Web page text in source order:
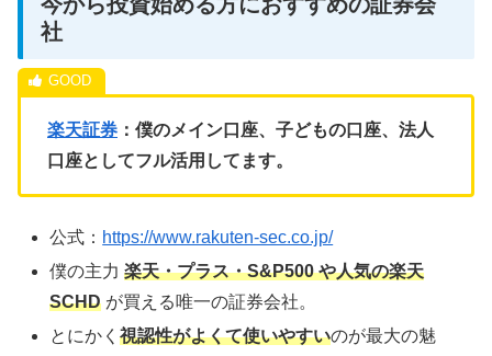
社
楽天証券 ：僕のメイン口座、子どもの口座、法人
口座としてフル活用してます。
公式： https://www.rakuten-sec.co.jp/
僕の主力楽天・プラス・S&P500 や人気の楽天
SCHD が買える唯一の証券会社。
とにかく視認性がよくて使いやすいのが最大の魅